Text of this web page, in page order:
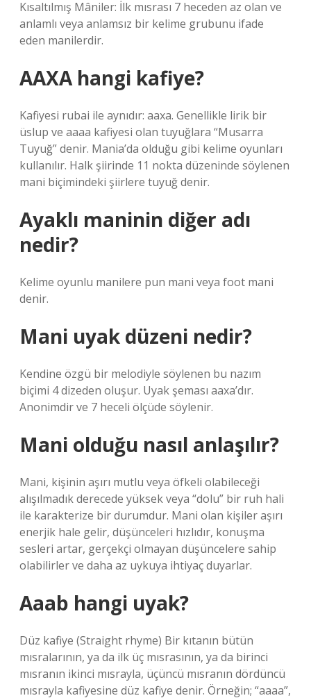
Kısaltılmış Mâniler: İlk mısrası 7 heceden az olan ve
anlamlı veya anlamsız bir kelime grubunu ifade
eden manilerdir.
AAXA hangi kafiye?
Kafiyesi rubai ile aynıdır: aaxa. Genellikle lirik bir
üslup ve aaaa kafiyesi olan tuyuğlara “Musarra
Tuyuğ” denir. Mania’da olduğu gibi kelime oyunları
kullanılır. Halk şiirinde 11 nokta düzeninde söylenen
mani biçimindeki şiirlere tuyuğ denir.
Ayaklı maninin diğer adı
nedir?
Kelime oyunlu manilere pun mani veya foot mani
denir.
Mani uyak düzeni nedir?
Kendine özgü bir melodiyle söylenen bu nazım
biçimi 4 dizeden oluşur. Uyak şeması aaxa’dır.
Anonimdir ve 7 heceli ölçüde söylenir.
Mani olduğu nasıl anlaşılır?
Mani, kişinin aşırı mutlu veya öfkeli olabileceği
alışılmadık derecede yüksek veya “dolu” bir ruh hali
ile karakterize bir durumdur. Mani olan kişiler aşırı
enerjik hale gelir, düşünceleri hızlıdır, konuşma
sesleri artar, gerçekçi olmayan düşüncelere sahip
olabilirler ve daha az uykuya ihtiyaç duyarlar.
Aaab hangi uyak?
Düz kafiye (Straight rhyme) Bir kıtanın bütün
mısralarının, ya da ilk üç mısrasının, ya da birinci
mısranın ikinci mısrayla, üçüncü mısranın dördüncü
mısrayla kafiyesine düz kafiye denir. Örneğin; “aaaa”,